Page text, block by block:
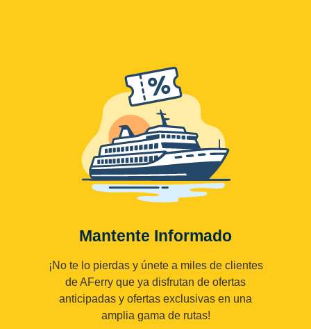
Mantente Informado
¡No te lo pierdas y únete a miles de clientes
de AFerry que ya disfrutan de ofertas
anticipadas y ofertas exclusivas en una
amplia gama de rutas!